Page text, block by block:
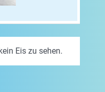
Eis zu sehen.